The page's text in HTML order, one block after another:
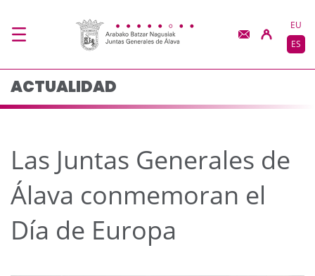
Las Juntas Generales EU
ES
ACTUALIDAD
Las Juntas Generales de
Álava conmemoran el
Día de Europa